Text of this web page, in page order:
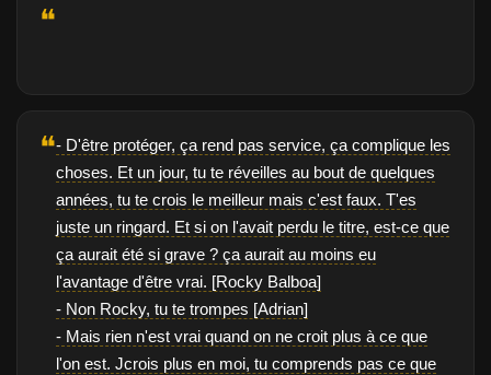
❝
❝- D'être protéger, ça rend pas service, ça complique les
choses. Et un jour, tu te réveilles au bout de quelques
années, tu te crois le meilleur mais c'est faux. T'es
juste un ringard. Et si on l'avait perdu le titre, est-ce que
ça aurait été si grave ? ça aurait au moins eu
l'avantage d'être vrai. [Rocky Balboa]
- Non Rocky, tu te trompes [Adrian]
- Mais rien n'est vrai quand on ne croit plus à ce que
l'on est. Jcrois plus en moi, tu comprends pas ce que